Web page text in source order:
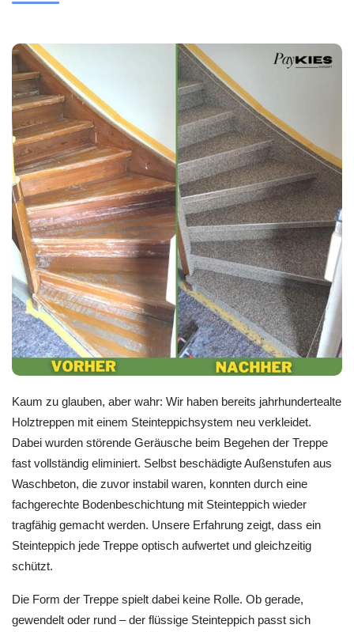
Kaum zu glauben, aber wahr: Wir haben bereits jahrhundertealte
Holztreppen mit einem Steinteppichsystem neu verkleidet.
Dabei wurden störende Geräusche beim Begehen der Treppe
fast vollständig eliminiert. Selbst beschädigte Außenstufen aus
Waschbeton, die zuvor instabil waren, konnten durch eine
fachgerechte Bodenbeschichtung mit Steinteppich wieder
tragfähig gemacht werden. Unsere Erfahrung zeigt, dass ein
Steinteppich jede Treppe optisch aufwertet und gleichzeitig
schützt.
Die Form der Treppe spielt dabei keine Rolle. Ob gerade,
gewendelt oder rund – der flüssige Steinteppich passt sich